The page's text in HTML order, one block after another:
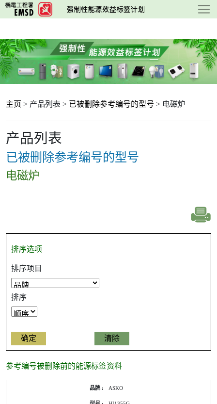
跳
至
要
内
容
主页 > 产品列表 > 已被删除参考编号的型号 > 电磁炉
产品列表
已被删除参考编号的型号
电磁炉
排序选项
排序项目
排序
参考编号被删除前的能源标签资料
ASKO